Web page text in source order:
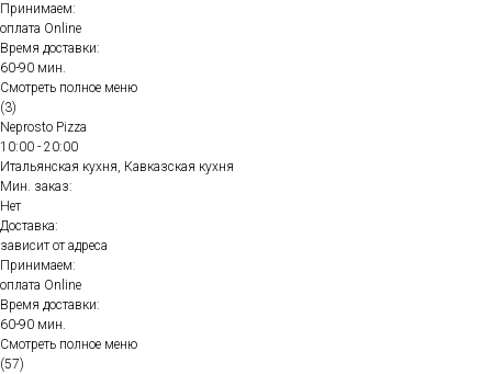
Принимаем:
оплата Online
Время доставки:
60-90 мин.
Смотреть полное меню
(3)
Neprosto Pizza
10:00 - 20:00
Итальянская кухня, Кавказская кухня
Мин. заказ:
Нет
Доставка:
зависит от адреса
Принимаем:
оплата Online
Время доставки:
60-90 мин.
Смотреть полное меню
(57)